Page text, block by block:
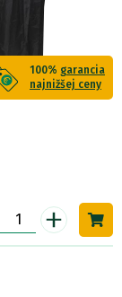
100% garancia
najnižšej ceny
+